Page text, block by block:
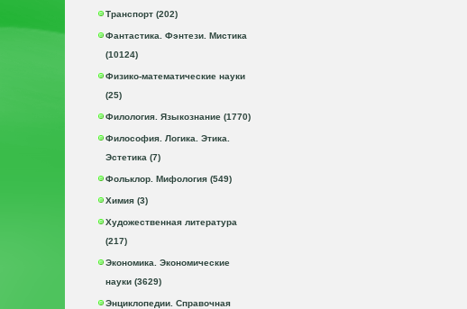
Транспорт (202)
Фантастика. Фэнтези. Мистика
(10124)
Физико-математические науки
(25)
Филология. Языкознание (1770)
Философия. Логика. Этика.
Эстетика (7)
Фольклор. Мифология (549)
Химия (3)
Художественная литература
(217)
Экономика. Экономические
науки (3629)
Энциклопедии. Справочная